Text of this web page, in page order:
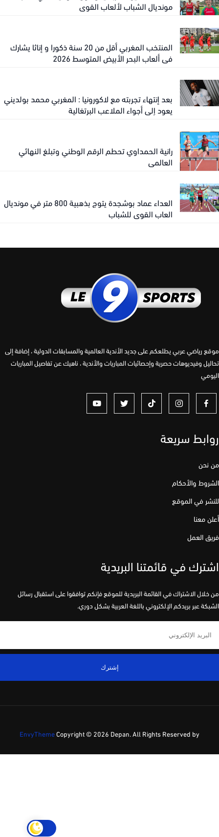
مونديال الشباب لألعاب القوى
المنتخب المغربي أقل من 20 سنة ذكورا و إناثا يشارك
في ألعاب البحر الأبيض المتوسط 2026
بعد إنتهاء تجربته مع لاكورونيا : المغربي محمد بولديني
يعود إلى أجواء الملاعب البرتغالية
رانية الحمداوي تحطم الرقم الوطني وتبلغ النهائي
العالمي
العداء عماد بوشجدة يتوج بذهبية 800 متر في مونديال
العاب القوى للشباب
رياضي عربي يطلعكم على جديد الأندية العالمية والمسابقات الدولية ، إضافة إلى
وفيديوهات حصرية وإحصائيات المباريات والأندية ، ناهيك عن تفاصيل المباريات
سريعة
والأحكام
في الموقع
معنا
العمل
في قائمتنا البريدية
الاشتراك في القائمة البريدية للموقع فإنكم توافقوا على استقبال رسائل
عبر بريدكم الإلكتروني باللغة العربية بشكل دوري.
إشترك
Copyright ©2026 Depan. All Rights Reserved by
EnvyTheme